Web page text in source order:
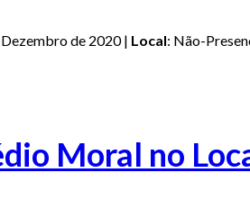
Dezembro de 2020 | Local: Não-
Moral no